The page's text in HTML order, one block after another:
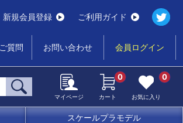
新規会員登録 ご利用ガイド
質問 お問い合わせ 会員ログイン
マイページ カート
0
お気に入り
0
スケールプラモデル